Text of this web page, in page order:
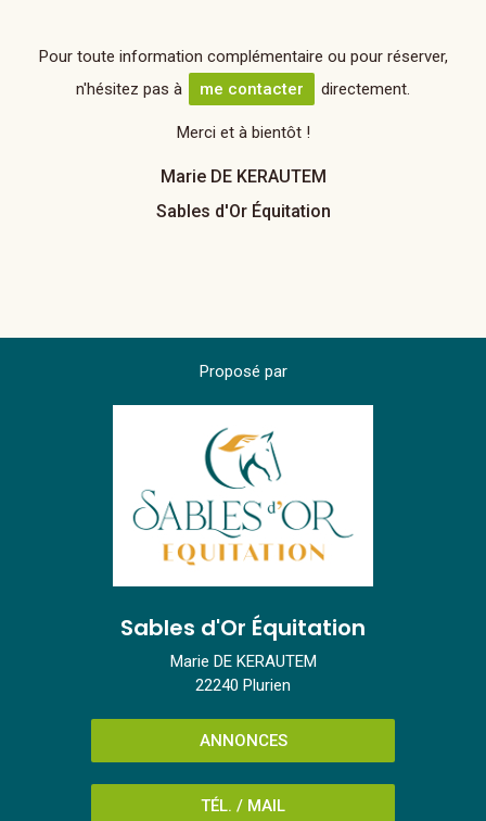
Pour toute information complémentaire ou pour réserver,
n'hésitez pas à
me contacter directement.
Merci et à bientôt !
Marie DE KERAUTEM
Sables d'Or Équitation
Proposé par
Sables d'Or Équitation
Marie DE KERAUTEM
22240 Plurien
ANNONCES
TÉL. / MAIL